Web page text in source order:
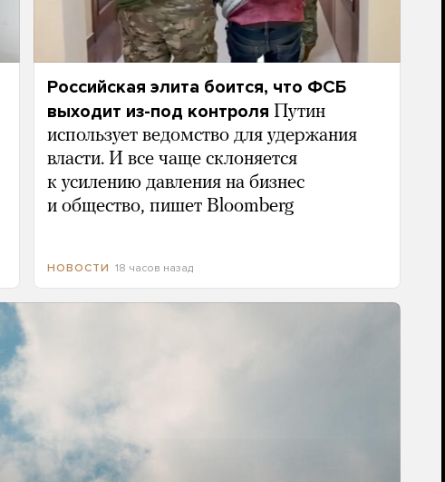
Российская элита боится, что ФСБ
выходит из-под контроля Путин
использует ведомство для удержания
власти. И все чаще склоняется
к усилению давления на бизнес
и общество, пишет Bloomberg
НОВОСТИ 18 часов назад